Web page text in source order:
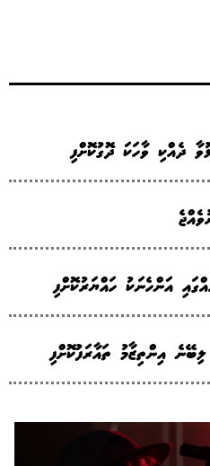
ދެއްކި ވާހަކަ ދޮގުކޮށްފި
އަންހެނަކު ހައްޔަރުކޮށްފި
އިންތިޒާމު ތައާރަފުކޮށްފި